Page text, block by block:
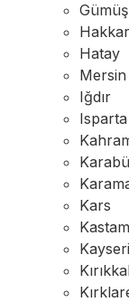
Hatay
Mersin
Iğdır
Isparta
Kars
Kayseri